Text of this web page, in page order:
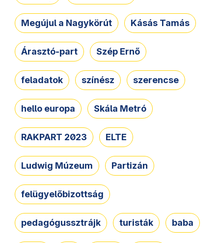
Megújul a Nagykörút Kásás Tamás
Árasztó-part Szép Ernő
feladatok színész szerencse
hello europa Skála Metró
RAKPART 2023 ELTE
Ludwig Múzeum Partizán
felügyelőbizottság
pedagógussztrájk turisták baba